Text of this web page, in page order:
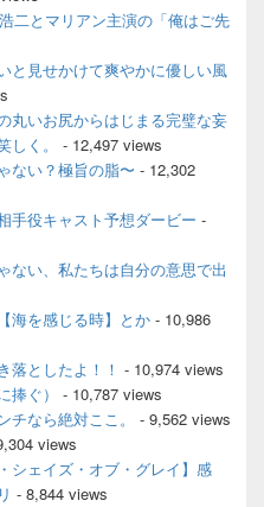
二とマリアン主演の「俺はご先
と見せかけて爽やかに優しい風
丸いお尻からはじまる完璧な妄
く。
- 12,497 views
ない？極旨の脂〜 - 12,302
手役キャスト予想ダービー -
ない、私たちは自分の意思で出
海を感じる時】とか - 10,986
落としたよ！！ - 10,974 views
ぐ）
- 10,787 views
なら絶対ここ。
- 9,562 views
views
シェイズ・オブ・グレイ】感
- 8,844 views